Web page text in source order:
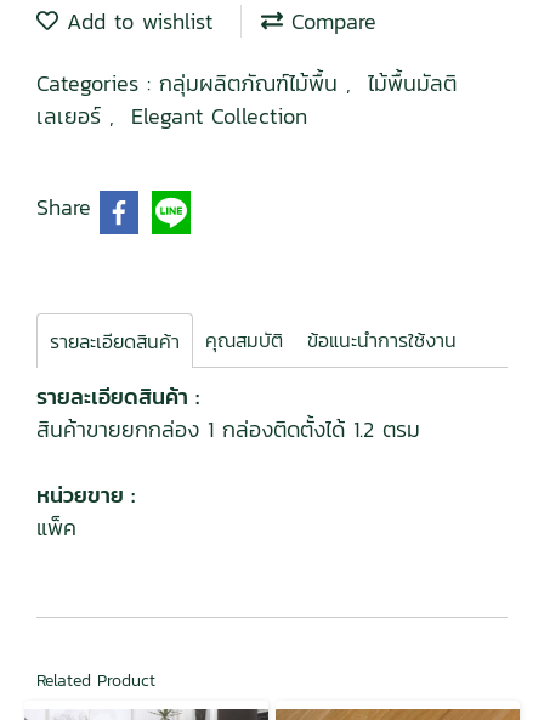
Add to wishlist
Compare
Categories : กลุ่มผลิตภัณฑ์ไม้พื้น , ไม้พื้นมัลติ
เลเยอร์ , Elegant Collection
Share
รายละเอียดสินค้า คุณสมบัติ ข้อแนะนำการใช้งาน
รายละเอียดสินค้า :
สินค้าขายยกกล่อง 1 กล่องติดตั้งได้ 1.2 ตรม
หน่วยขาย :
แพ็ค
Related Product